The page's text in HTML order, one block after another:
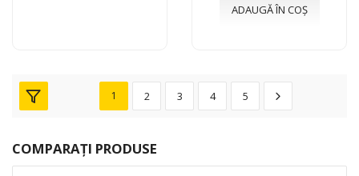
ADAUGĂ ÎN COȘ
1 2 3 4 5
COMPARAȚI PRODUSE